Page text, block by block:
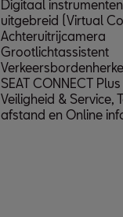
Digitaal
uitgebreid (Virtual
Achteruitrijcamera
Grootlichtassistent
SEAT CONNECT
Veiligheid & Service,
afstand en Online